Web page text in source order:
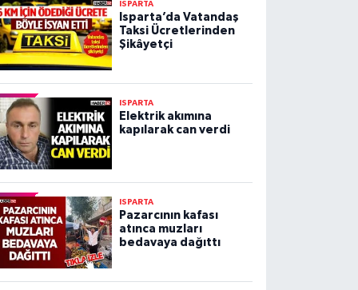
ISPARTA
Isparta’da Vatandaş
Taksi Ücretlerinden
Şikâyetçi
ISPARTA
Elektrik akımına
kapılarak can verdi
ISPARTA
Pazarcının kafası
atınca muzları
bedavaya dağıttı